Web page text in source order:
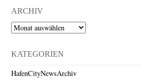
ARCHIV
Archiv
KATEGORIEN
HafenCityNewsArchiv